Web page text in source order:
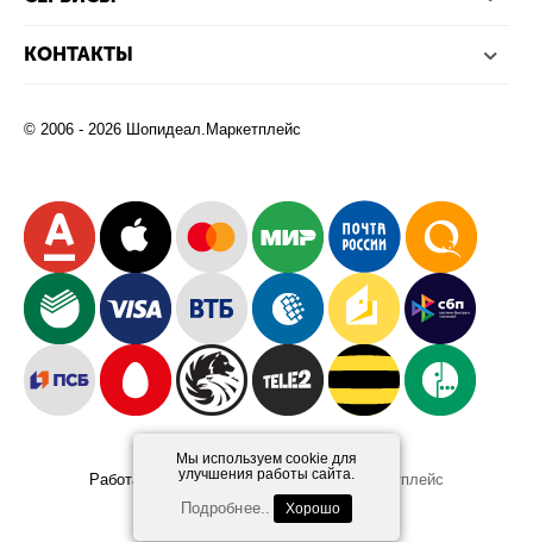
Мы используем cookie для
улучшения работы сайта.
Подробнее.. Хорошо
КОНТАКТЫ
© 2006 - 2026 Шопидеал.Маркетплейс
Работает на платформеШопидеал.Маркетплейс
Design and DevelopmentAfsun